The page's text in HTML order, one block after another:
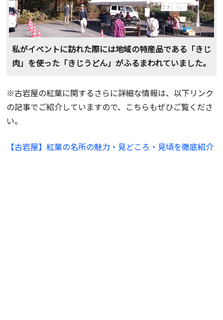
私がイベントに訪れた際には地域の特産品である「きじ
肉」を使った「きじうどん」がふるまわれていました。
※古岩屋の紅葉に関するさらに詳細な情報は、以下リンク
の記事でご紹介していますので、こちらもぜひご覧くださ
い。
【古岩屋】紅葉の名所の魅力・見どころ・見頃を徹底紹介